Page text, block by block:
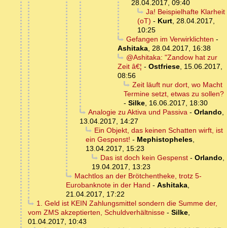
28.04.2017, 09:40
Ja! Beispielhafte Klarheit
(oT) - Kurt, 28.04.2017,
10:25
Gefangen im Verwirklichten -
Ashitaka, 28.04.2017, 16:38
@Ashitaka: "Zandow hat zur
Zeit â€¦ - Ostfriese, 15.06.2017,
08:56
Zeit läuft nur dort, wo Macht
Termine setzt, etwas zu sollen?
- Silke, 16.06.2017, 18:30
Analogie zu Aktiva und Passiva- Orlando,
13.04.2017, 14:27
Ein Objekt, das keinen Schatten wirft, ist
ein Gespenst! - Mephistopheles,
13.04.2017, 15:23
Das ist doch kein Gespenst- Orlando,
19.04.2017, 13:23
Machtlos an der Brötchentheke, trotz 5-
Eurobanknote in der Hand - Ashitaka,
21.04.2017, 17:22
1. Geld ist KEIN Zahlungsmittel sondern die Summe der,
vom ZMS akzeptierten, Schuldverhältnisse - Silke,
01.04.2017, 10:43